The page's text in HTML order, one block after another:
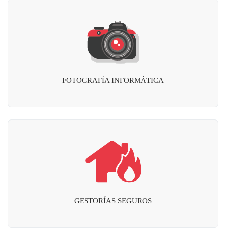
FOTOGRAFÍA INFORMÁTICA
GESTORÍAS SEGUROS